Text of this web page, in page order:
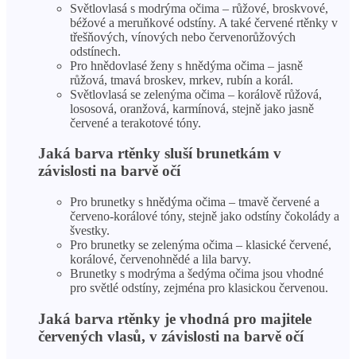
Světlovlasá s modrýma očima – růžové, broskvové,
béžové a meruňkové odstíny. A také červené rtěnky v
třešňových, vínových nebo červenorůžových
odstínech.
Pro hnědovlasé ženy s hnědýma očima – jasně
růžová, tmavá broskev, mrkev, rubín a korál.
Světlovlasá se zelenýma očima – korálově růžová,
lososová, oranžová, karmínová, stejně jako jasně
červené a terakotové tóny.
Jaká barva rtěnky sluší brunetkám v
závislosti na barvě očí
Pro brunetky s hnědýma očima – tmavě červené a
červeno-korálové tóny, stejně jako odstíny čokolády a
švestky.
Pro brunetky se zelenýma očima – klasické červené,
korálové, červenohnědé a lila barvy.
Brunetky s modrýma a šedýma očima jsou vhodné
pro světlé odstíny, zejména pro klasickou červenou.
Jaká barva rtěnky je vhodná pro majitele
červených vlasů, v závislosti na barvě očí